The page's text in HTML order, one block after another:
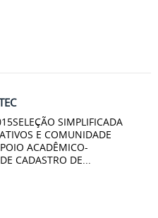
SIMPLIFICADA
E COMUNIDADE
ACADÊMICO-
CADASTRO DE...